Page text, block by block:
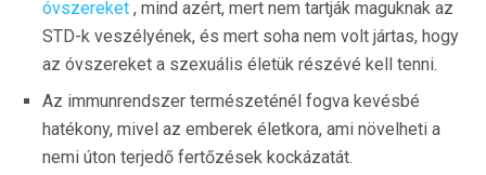
óvszereket , mind azért, mert nem tartják maguknak az
STD-k veszélyének, és mert soha nem volt jártas, hogy
az óvszereket a szexuális életük részévé kell tenni.
Az immunrendszer természeténél fogva kevésbé
hatékony, mivel az emberek életkora, ami növelheti a
nemi úton terjedő fertőzések kockázatát.